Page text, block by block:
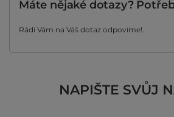
Máte nějaké dotazy?
Rádi Vám na Váš dotaz odpovíme!.
NAPIŠTE SVŮJ